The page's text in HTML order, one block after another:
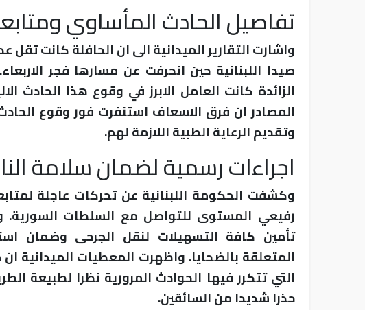
تفاصيل الحادث المأساوي
واشارت التقارير الميدانية الى ان الحافلة كانت
صيدا اللبنانية حين انحرفت عن مسارها فجر
الزائدة كانت العامل الابرز في وقوع هذا الحادث
المصادر ان فرق الاسعاف استنفرت فور وقوع
وتقديم الرعاية الطبية اللازمة لهم.
اجراءات رسمية لضمان سلامة
وكشفت الحكومة اللبنانية عن تحركات عاجلة
رفيعي المستوى للتواصل مع السلطات
تأمين كافة التسهيلات لنقل الجرحى وضمان
المتعلقة بالضحايا. واظهرت المعطيات الميدانية
التي تتكرر فيها الحوادث المرورية نظرا لطبيعة
حذرا شديدا من السائقين.